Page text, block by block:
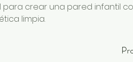
para crear una pared infantil
limpia.